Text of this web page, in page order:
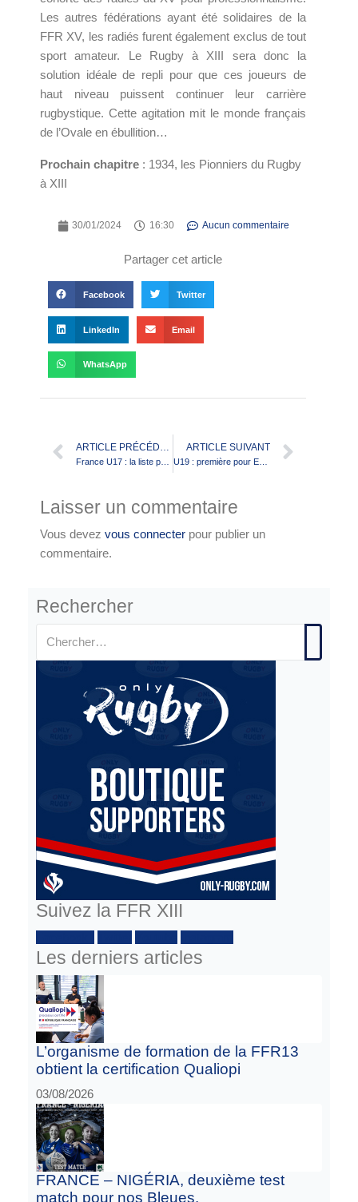
Les autres fédérations ayant été solidaires de la
FFR XV, les radiés furent également exclus de tout
sport amateur. Le Rugby à XIII sera donc la
solution idéale de repli pour que ces joueurs de
haut niveau puissent continuer leur carrière
rugbystique. Cette agitation mit le monde français
de l’Ovale en ébullition…
Prochain chapitre : 1934, les Pionniers du Rugby
à XIII
30/01/2024 16:30 Aucun commentaire
Partager cet article
Facebook Twitter
LinkedIn Email
WhatsApp
ARTICLE PRÉCÉDENT ARTICLE SUIVANT
Laisser un commentaire
Vous devez vous connecter pour publier un
commentaire.
Rechercher
Suivez la FFR XIII
Les derniers articles
L’organisme de formation de la FFR13
obtient la certification Qualiopi
03/08/2026
FRANCE – NIGÉRIA, deuxième test
match pour nos Bleues.